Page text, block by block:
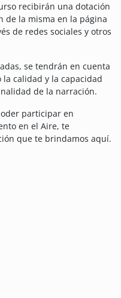
recibirán una dotación
de la misma en la página
de redes sociales y otros
se tendrán en cuenta
calidad y la capacidad
de la narración.
participar en
en el Aire, te
que te brindamos aquí.